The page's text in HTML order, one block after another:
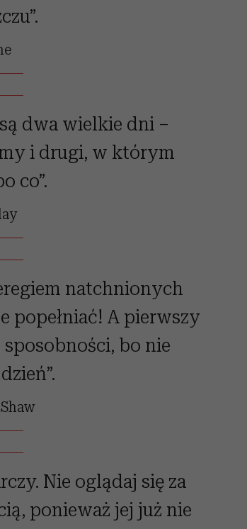
dwa wielkie dni –
i drugi, w którym
co”.
natchnionych
popełniać! A pierwszy
bo nie
Nie oglądaj się za
ponieważ jej już nie